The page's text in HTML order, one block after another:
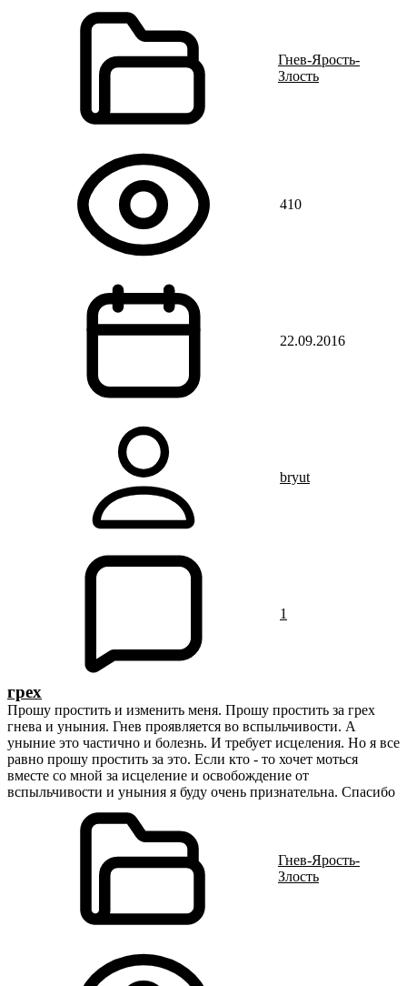
Гнев-Ярость-
Злость
410
22.09.2016
bryut
1
грех
Прошу простить и изменить меня. Прошу простить за грех
гнева и уныния. Гнев проявляется во вспыльчивости. А
уныние это частично и болезнь. И требует исцеления. Но я все
равно прошу простить за это. Если кто - то хочет моться
вместе со мной за исцеление и освобождение от
вспыльчивости и уныния я буду очень признательна. Спасибо
Гнев-Ярость-
Злость